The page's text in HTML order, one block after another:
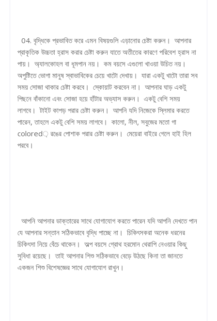
04. বৃদ্ধিকে প্রভাবিত করে এমন বিষয়গুলি এড়ানোর চেষ্টা করুন। আপনার
প্রাকৃতিক উচ্চতা হ্রাস করার চেষ্টা করুন যাতে অতীতের কারণে পরিবেশ হ্রাস না
পায়। অ্যালকোহল বা ধূমপান নয়। কম বয়সে এগুলো খাওয়া উচিত নয়।
অপুষ্টিতে ভোগা মানুষ স্বাভাবিকের চেয়ে খাটো দেখায়। যারা একটু খাটো তারা সব
সময় সোজা থাকার চেষ্টা করবে। স্কোয়াট করবেন না। আপনার ঘাড় একটু
পিছনে বাঁকানো এবং সোজা হয়ে হাঁটার অভ্যাস করুন। একটু বেশি সময়
লাগবে। টাইট কাপড় পরার চেষ্টা করুন। আপনি যদি নিজেকে স্লিমার করতে
পারেন, তাহলে একটু বেশি সময় লাগবে। কালো, নীল, সবুজের মতো গা
colored় রঙের পোশাক পরার চেষ্টা করুন। মেয়েরা বাইরে গেলে হাই হিল
পরবে।
আপনি আপনার ডাক্তারের সাথে যোগাযোগ করতে পারেন যদি আপনি দেখতে পান
যে আপনার সন্তান সঠিকভাবে বৃদ্ধি পাচ্ছে না। চিকিৎসকরা অনেক ধরনের
চিকিৎসা নিয়ে বেঁচে থাকেন। অল্প বয়সে গ্রোথ হরমোন থেরাপি নেওয়ার কিছু
সুবিধা রয়েছে। তাই আপনার শিশু সঠিকভাবে বেড়ে উঠছে কিনা তা জানতে
একজন শিশু বিশেষজ্ঞের সাথে যোগাযোগ রাখুন।